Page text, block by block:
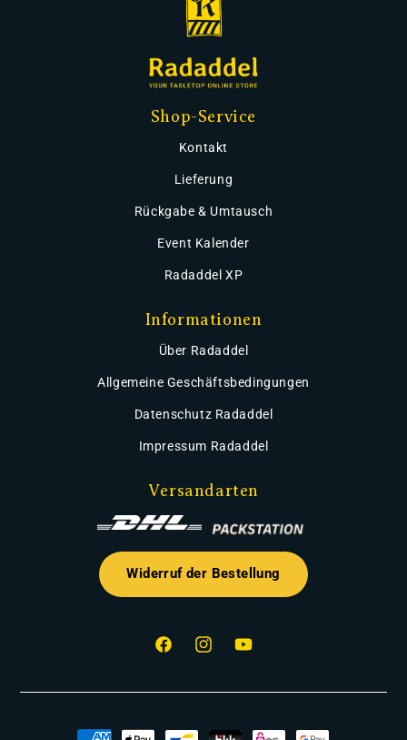
Shop-Service
Kontakt
Lieferung
Rückgabe & Umtausch
Event Kalender
Radaddel XP
Informationen
Über Radaddel
Allgemeine Geschäftsbedingungen
Datenschutz Radaddel
Impressum Radaddel
Versandarten
Widerruf der Bestellung
FacebookInstagramYouTube
Zahlungsmethoden